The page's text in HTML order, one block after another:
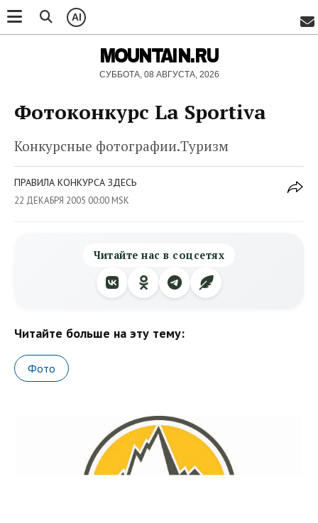
AI
MOUNTAIN.RU
СУББОТА, 08 АВГУСТА, 2026
Фотоконкурс La Sportiva
Конкурсные фотографии.Туризм
ПРАВИЛА КОНКУРСА ЗДЕСЬ
22 ДЕКАБРЯ 2005 00:00 MSK
Читайте нас в соцсетях
Читайте больше на эту тему:
Фото